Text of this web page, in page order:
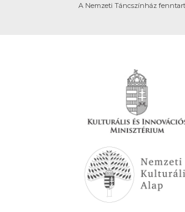
A Nemzeti Táncszínház